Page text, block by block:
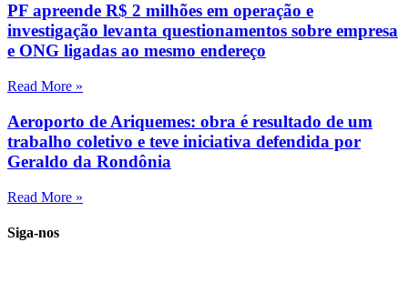
PF apreende R$ 2 milhões em operação e
investigação levanta questionamentos sobre empresa
e ONG ligadas ao mesmo endereço
Read More »
Aeroporto de Ariquemes: obra é resultado de um
trabalho coletivo e teve iniciativa defendida por
Geraldo da Rondônia
Read More »
Siga-nos